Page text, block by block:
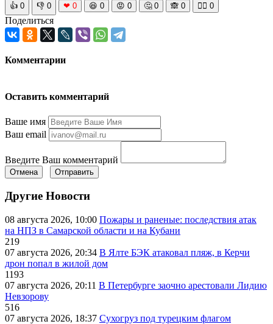
👍 0 👎 0 ❤ 0 😆 0 😡 0 🤔 0 🙈 0 🧘‍♀️ 0
Поделиться
Комментарии
Оставить комментарий
Ваше имя
Ваш email
Введите Ваш комментарий
Отмена Отправить
Другие Новости
08 августа 2026, 10:00 Пожары и раненые: последствия атак
на НПЗ в Самарской области и на Кубани
219
07 августа 2026, 20:34 В Ялте БЭК атаковал пляж, в Керчи
дрон попал в жилой дом
1193
07 августа 2026, 20:11 В Петербурге заочно арестовали Лидию
Невзорову
516
07 августа 2026, 18:37 Сухогруз под турецким флагом